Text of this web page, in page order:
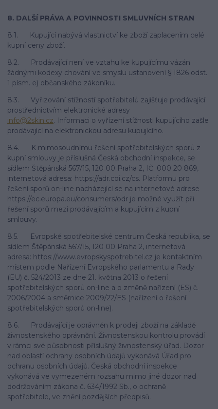
8. DALŠÍ PRÁVA A POVINNOSTI SMLUVNÍCH STRAN
8.1. Kupující nabývá vlastnictví ke zboží zaplacením celé
kupní ceny zboží.
8.2. Prodávající není ve vztahu ke kupujícímu vázán
žádnými kodexy chování ve smyslu ustanovení § 1826 odst.
1 písm. e) občanského zákoníku.
8.3. Vyřizování stížností spotřebitelů zajišťuje prodávající
prostřednictvím elektronické adresy
info@2skin.cz. Informaci o vyřízení stížnosti kupujícího zašle
prodávající na elektronickou adresu kupujícího.
8.4. K mimosoudnímu řešení spotřebitelských sporů z
kupní smlouvy je příslušná Česká obchodní inspekce, se
sídlem Štěpánská 567/15, 120 00 Praha 2, IČ: 000 20 869,
internetová adresa: https://adr.coi.cz/cs. Platformu pro
řešení sporů on-line nacházející se na internetové adrese
https://ec.europa.eu/consumers/odr je možné využít při
řešení sporů mezi prodávajícím a kupujícím z kupní
smlouvy.
8.5. Evropské spotřebitelské centrum Česká republika, se
sídlem Štěpánská 567/15, 120 00 Praha 2, internetová
adresa: https://www.evropskyspotrebitel.cz je kontaktním
místem podle Nařízení Evropského parlamentu a Rady
(EU) č. 524/2013 ze dne 21. května 2013 o řešení
spotřebitelských sporů on-line a o změně nařízení (ES) č.
2006/2004 a směrnice 2009/22/ES (nařízení o řešení
spotřebitelských sporů on-line).
8.6. Prodávající je oprávněn k prodeji zboží na základě
živnostenského oprávnění. Živnostenskou kontrolu provádí
v rámci své působnosti příslušný živnostenský úřad. Dozor
nad oblastí ochrany osobních údajů vykonává Úřad pro
ochranu osobních údajů. Česká obchodní inspekce
vykonává ve vymezeném rozsahu mimo jiné dozor nad
dodržováním zákona č. 634/1992 Sb., o ochraně
spotřebitele, ve znění pozdějších předpisů.